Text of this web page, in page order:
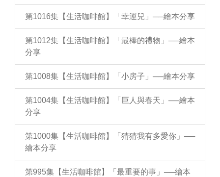
第1016集【生活咖啡館】「幸運兒」──繪本分享
第1012集【生活咖啡館】「最棒的禮物」──繪本
分享
第1008集【生活咖啡館】「小房子」──繪本分享
第1004集【生活咖啡館】「巨人與春天」──繪本
分享
第1000集【生活咖啡館】「猜猜我有多愛你」──
繪本分享
第995集【生活咖啡館】「最重要的事」──繪本